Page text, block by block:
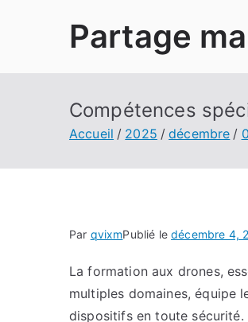
Partage
Compétences
Accueil 2025 décembre
Par qvixmPublié ledécembre 4,
La formation aux drones,
multiples domaines, équipe
dispositifs en toute sécurité.